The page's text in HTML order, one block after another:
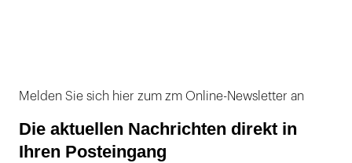
Melden Sie sich hier zum zm Online-Newsletter an
Die aktuellen Nachrichten direkt in
Ihren Posteingang